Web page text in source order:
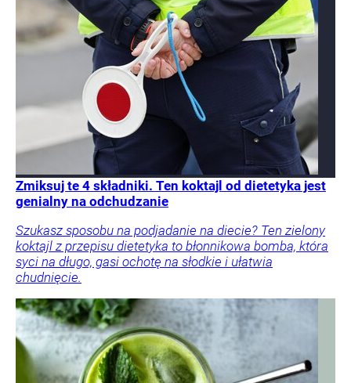
Zmiksuj te 4 składniki. Ten koktajl od dietetyka jest
genialny na odchudzanie
Szukasz sposobu na podjadanie na diecie? Ten zielony
koktajl z przepisu dietetyka to błonnikowa bomba, która
syci na długo, gasi ochotę na słodkie i ułatwia
chudnięcie.